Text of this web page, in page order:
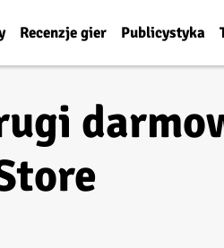
Recenzje gier Publicystyka